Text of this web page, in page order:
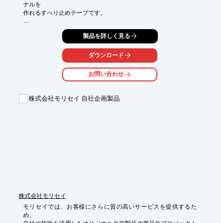
ナルを
作れるすべり止めテープです。
例えば、黒単色からお好きな色やデザインに変更し、スケートボ
カスタマイズ。自分だけのオリジナルボードに仕上げることがで
滑り止め対策は当社にお任せください。
■自分好みのオリジナルを作成可能
製品を詳しく見る
ダウンロード
お問い合わせ
株式会社モリセイ 自社企画製品
株式会社モリセイ
モリセイでは、お客様にさらに質の高いサービスを提供するた
め、